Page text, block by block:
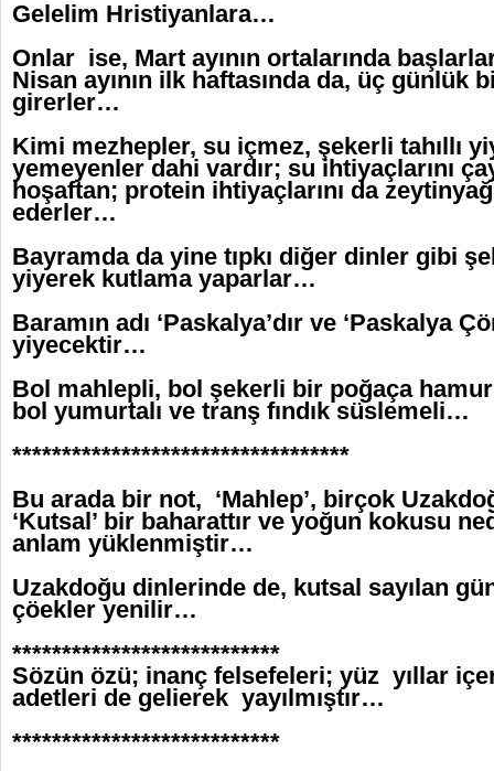
Gelelim Hristiyanlara…
Onlar ise, Mart ayının ortalarında
Nisan ayının ilk haftasında da, üç günlük
girerler…
Kimi mezhepler, su içmez, şekerli tahıllı
yemeyenler dahi vardır; su ihtiyaçlarını
hoşaftan; protein ihtiyaçlarını da
ederler…
Bayramda da yine tıpkı diğer dinler gibi
yiyerek kutlama yaparlar…
Baramın adı ‘Paskalya’dır ve ‘Paskalya
yiyecektir…
Bol mahlepli, bol şekerli bir poğaça
bol yumurtalı ve tranş fındık süslemeli…
**********************************
Bu arada bir not, ‘Mahlep’, birçok
‘Kutsal’ bir baharattır ve yoğun kokusu
anlam yüklenmiştir…
Uzakdoğu dinlerinde de, kutsal sayılan
çöekler yenilir…
***************************
Sözün özü; inanç felsefeleri; yüz yıllar
adetleri de gelierek yayılmıştır…
***************************